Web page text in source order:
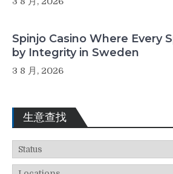
Spinjo Casino Where Every
by Integrity in Sweden
3 8 月, 2026
生意查找